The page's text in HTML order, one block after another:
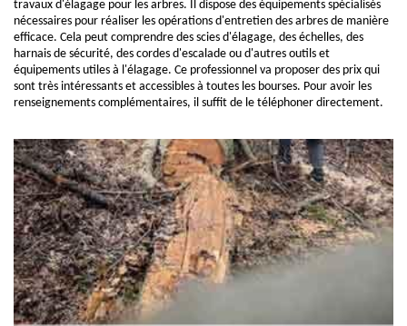
travaux d'élagage pour les arbres. Il dispose des équipements spécialisés
nécessaires pour réaliser les opérations d'entretien des arbres de manière
efficace. Cela peut comprendre des scies d'élagage, des échelles, des
harnais de sécurité, des cordes d'escalade ou d'autres outils et
équipements utiles à l'élagage. Ce professionnel va proposer des prix qui
sont très intéressants et accessibles à toutes les bourses. Pour avoir les
renseignements complémentaires, il suffit de le téléphoner directement.